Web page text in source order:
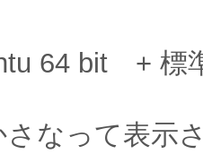
64 bit + 標
なって表示